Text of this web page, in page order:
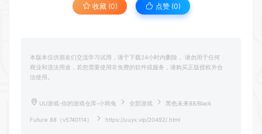
收藏 (0) 点赞 (0)
本版本仅供朋友们交流学习试用，请于下载24小时内删除， 请勿用于任何
商业和违法用途，若您需要使用非免费的软件或服务，请购买正版授权并合
法使用。
UU游戏-你的游戏仓库-小韩兔 全部游戏 黑色未来88/Black
Future 88（v5740114） https://uuyx.vip/20492/.html